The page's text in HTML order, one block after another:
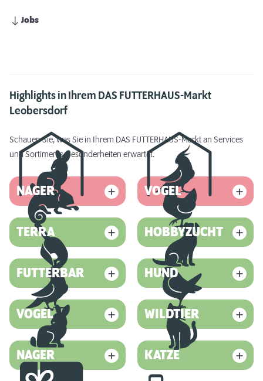
Jobs
Highlights in Ihrem DAS FUTTERHAUS-Markt
Leobersdorf
Schauen Sie, was Sie in Ihrem DAS FUTTERHAUS-Markt an Services
und Sortiments-Besonderheiten erwartet.
NAGER VOGEL
TERRA HOBBYZUCHT
FUTTERBAR HUND
VOGEL WILDTIER
NAGER KATZE